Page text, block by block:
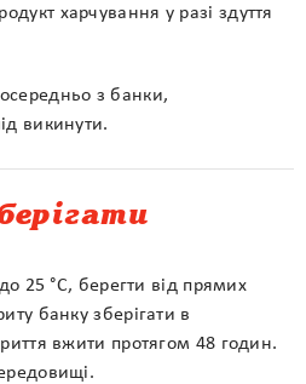
харчування у разі здуття
з банки,
викинути.
25 °С, берегти від прямих
банку зберігати в
вжити протягом 48 годин.